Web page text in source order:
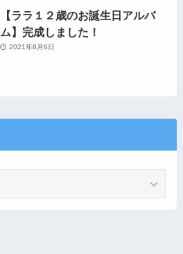
【ララ１２歳のお誕生日アルバ
ム】完成しました！
2021年8月6日